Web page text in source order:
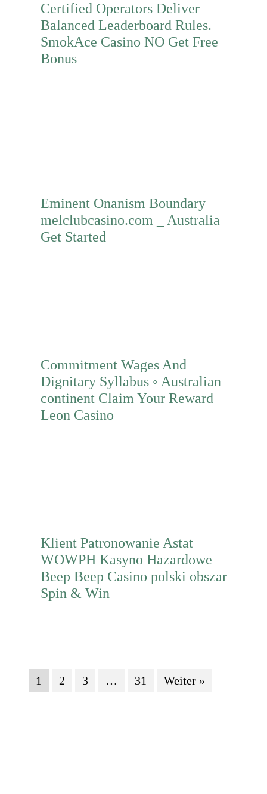
Certified Operators Deliver
Balanced Leaderboard Rules.
SmokAce Casino NO Get Free
Bonus
Eminent Onanism Boundary
melclubcasino.com _ Australia
Get Started
Commitment Wages And
Dignitary Syllabus ◦ Australian
continent Claim Your Reward
Leon Casino
Klient Patronowanie Astat
WOWPH Kasyno Hazardowe
Beep Beep Casino polski obszar
Spin & Win
1
2 3 … 31 Weiter »